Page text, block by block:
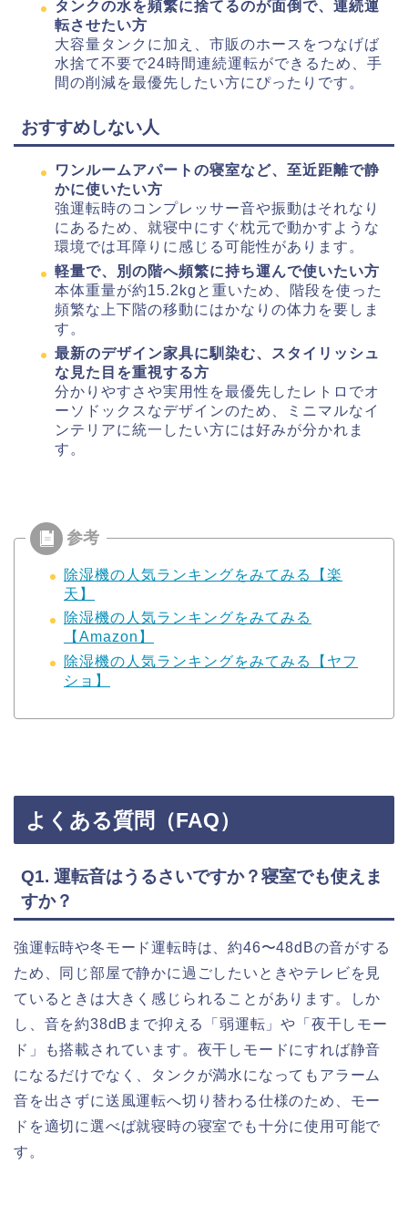
タンクの水を頻繁に捨てるのが面倒で、連続運
転させたい方
大容量タンクに加え、市販のホースをつなげば
水捨て不要で24時間連続運転ができるため、手
間の削減を最優先したい方にぴったりです。
おすすめしない人
ワンルームアパートの寝室など、至近距離で静
かに使いたい方
強運転時のコンプレッサー音や振動はそれなり
にあるため、就寝中にすぐ枕元で動かすような
環境では耳障りに感じる可能性があります。
軽量で、別の階へ頻繁に持ち運んで使いたい方
本体重量が約15.2kgと重いため、階段を使った
頻繁な上下階の移動にはかなりの体力を要しま
す。
最新のデザイン家具に馴染む、スタイリッシュ
な見た目を重視する方
分かりやすさや実用性を最優先したレトロでオ
ーソドックスなデザインのため、ミニマルなイ
ンテリアに統一したい方には好みが分かれま
す。
除湿機の人気ランキングをみてみる【楽
天】
除湿機の人気ランキングをみてみる
【Amazon】
除湿機の人気ランキングをみてみる【ヤフ
ショ】
よくある質問（FAQ）
Q1. 運転音はうるさいですか？寝室でも使えま
すか？
強運転時や冬モード運転時は、約46〜48dBの音がする
ため、同じ部屋で静かに過ごしたいときやテレビを見
ているときは大きく感じられることがあります。しか
し、音を約38dBまで抑える「弱運転」や「夜干しモー
ド」も搭載されています。夜干しモードにすれば静音
になるだけでなく、タンクが満水になってもアラーム
音を出さずに送風運転へ切り替わる仕様のため、モー
ドを適切に選べば就寝時の寝室でも十分に使用可能で
す。